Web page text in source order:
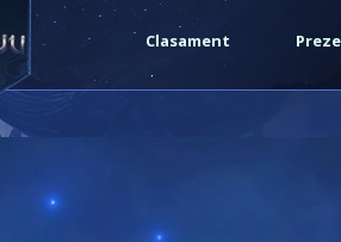
httpdocs/include/
Clasament